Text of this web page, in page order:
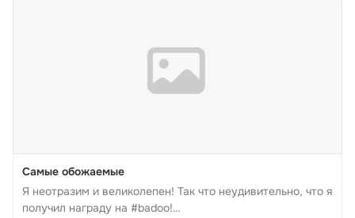
Самые обожаемые
Я неотразим и великолепен! Так что неудивительно, что я
получил награду на #badoo!